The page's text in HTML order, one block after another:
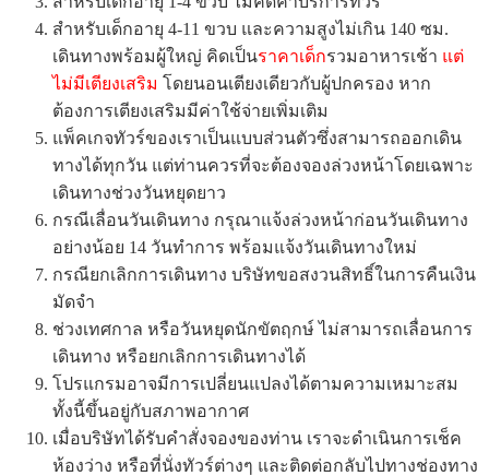
สำหรับเด็กอายุ 4-11 ขวบ และความสูงไม่เกิน 140 ซม.
เดินทางพร้อมผู้ใหญ่ คิดเป็นราคาเด็กรวมอาหารเช้า แต่
ไม่มีเตียงเสริม โดยนอนเตียงเดียวกับผู้ปกครอง หาก
ต้องการเตียงเสริมมีค่าใช้จ่ายเพิ่มเติม
แพ็คเกจทัวร์ของเราเป็นแบบส่วนตัวซึ่งสามารถออกเดิน
ทางได้ทุกวัน แต่ท่านควรที่จะต้องจองล่วงหน้าโดยเฉพาะ
เดินทางช่วงวันหยุดยาว
กรณีเลื่อนวันเดินทาง กรุณาแจ้งล่วงหน้าก่อนวันเดินทาง
อย่างน้อย 14 วันทำการ พร้อมแจ้งวันเดินทางใหม่
กรณียกเลิกการเดินทาง บริษัทขอสงวนสิทธิ์ในการคืนเงิน
มัดจำ
ช่วงเทศกาล หรือวันหยุดนักขัตฤกษ์ ไม่สามารถเลื่อนการ
เดินทาง หรือยกเลิกการเดินทางได้
โปรแกรมอาจมีการเปลี่ยนแปลงได้ตามความเหมาะสม
ทั้งนี้ขึ้นอยู่กับสภาพอากาศ
เมื่อบริษัทได้รับคำสั่งจองของท่าน เราจะดำเนินการเช็ค
ห้องว่าง หรือที่นั่งทัวร์ต่างๆ และติดต่อกลับไปทางช่องทาง